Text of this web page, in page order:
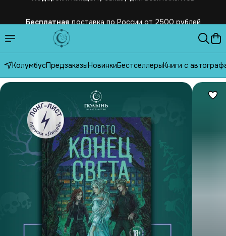
КолумбусПредзаказыНовинкиБестселлерыКниги с